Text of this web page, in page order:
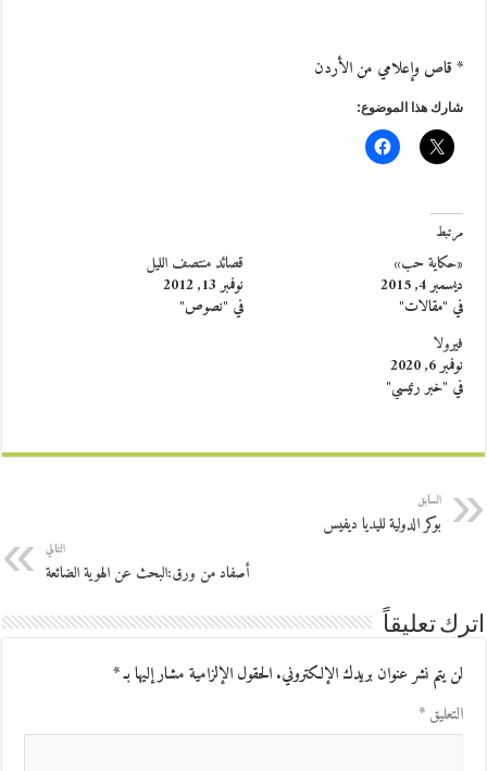
* قاص وإعلامي من الأردن
شارك هذا الموضوع:
مرتبط
«حكاية حب»
ديسمبر 4, 2015
في "مقالات"
قصائد منتصف الليل
نوفمبر 13, 2012
في "نصوص"
فيرولا
نوفمبر 6, 2020
في "خبر رئيسي"
السابق
بوكر الدولية لليديا ديفيس
التالي
أصفاد من ورق:البحث عن الهوية الضائعة
اترك تعليقاً
لن يتم نشر عنوان بريدك الإلكتروني.الحقول الإلزامية مشار إليها بـ*
التعليق*